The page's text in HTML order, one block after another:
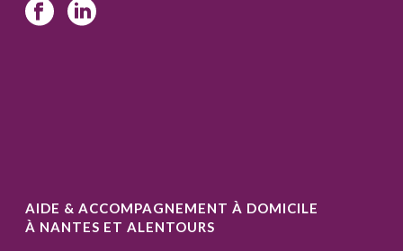
AIDE & ACCOMPAGNEMENT À DOMICILE
À NANTES ET ALENTOURS